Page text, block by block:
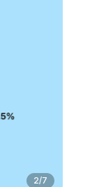
2/7